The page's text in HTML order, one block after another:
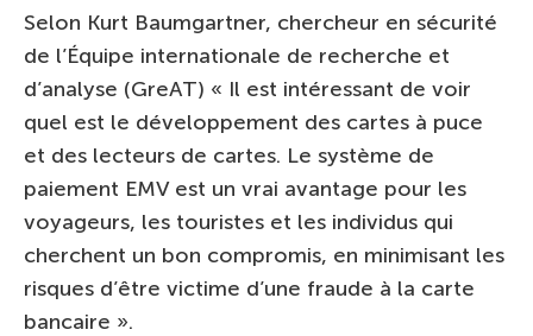
Selon Kurt Baumgartner, chercheur en sécurité
de l’Équipe internationale de recherche et
d’analyse (GreAT) « Il est intéressant de voir
quel est le développement des cartes à puce
et des lecteurs de cartes. Le système de
paiement EMV est un vrai avantage pour les
voyageurs, les touristes et les individus qui
cherchent un bon compromis, en minimisant les
risques d’être victime d’une fraude à la carte
bancaire ».